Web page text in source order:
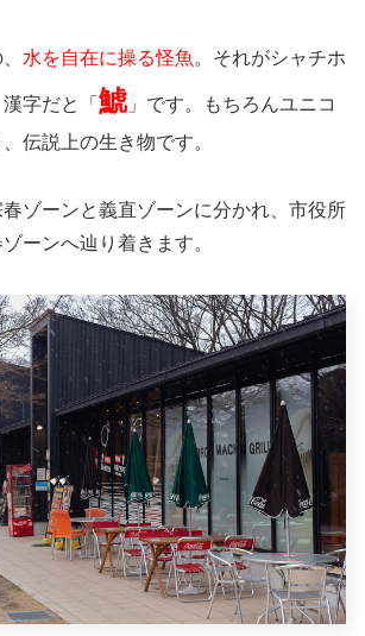
水を自在に操る怪魚。それがシャチホ
字だと「 鯱 」です。もちろんユニコ
伝説上の生き物です。
ゾーンと義直ゾーンに分かれ、市役所
ーンへ辿り着きます。